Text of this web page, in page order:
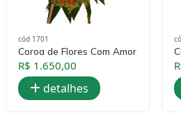
cód 1701
Coroa de Flores Com Amor
R$ 1.650,00
detalhes